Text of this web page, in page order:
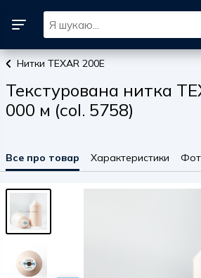
Нитки TEXAR 200E
Текстурована нитка
000 м (col. 5758)
Все про товар Характеристики